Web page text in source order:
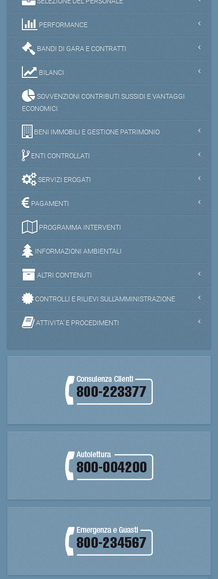
PERFORMANCE
BANDI DI GARA E CONTRATTI
BILANCI
SOVVENZIONI CONTRIBUTI SUSSIDI E VANTAGGI
ECONOMICI
BENI IMMOBILI E GESTIONE PATRIMONIO
ENTI CONTROLLATI
SERVIZI EROGATI
PAGAMENTI
PROGRAMMA INTERVENTI
INFORMAZIONI AMBIENTALI
ALTRI CONTENUTI
CONTROLLI E RILIEVI SULL'AMMINISTRAZIONE
ATTIVITA' E PROCEDIMENTI